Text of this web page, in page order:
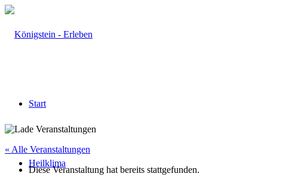
Start
Heilklima
« Alle Veranstaltungen
Diese Veranstaltung hat bereits stattgefunden.